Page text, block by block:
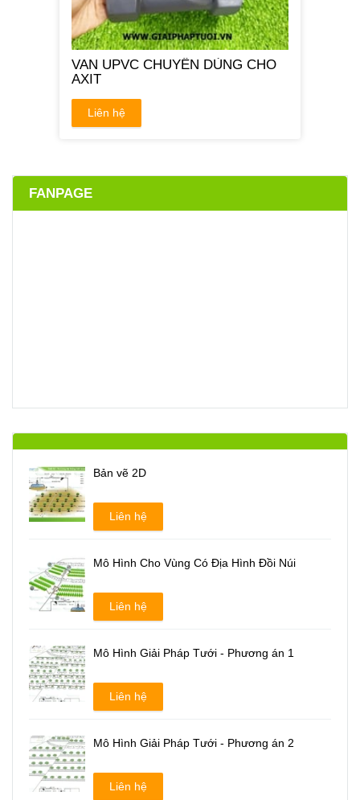
VAN UPVC CHUYÊN DÙNG CHO
AXIT
Liên hệ
FANPAGE
Bản vẽ 2D
Liên hệ
Mô Hình Cho Vùng Có Địa Hình Đồi Núi
Liên hệ
Mô Hình Giải Pháp Tưới - Phương án 1
Liên hệ
Mô Hình Giải Pháp Tưới - Phương án 2
Liên hệ